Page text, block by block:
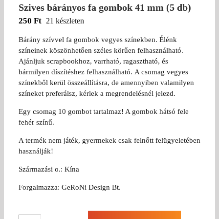
Szives bárányos fa gombok 41 mm (5 db)
250 Ft 21 készleten
Bárány szívvel fa gombok vegyes színekben. Élénk
színeinek köszönhetően széles körűen felhasználható.
Ajánljuk scrapbookhoz, varrható, ragasztható, és
bármilyen díszítéshez felhasználható. A csomag vegyes
színekből kerül összeállításra, de amennyiben valamilyen
színeket preferálsz, kérlek a megrendelésnél jelezd.
Egy csomag 10 gombot tartalmaz! A gombok hátsó fele
fehér színű.
A termék nem játék, gyermekek csak felnőtt felügyeletében
használják!
Származási o.: Kína
Forgalmazza: GeRoNi Design Bt.